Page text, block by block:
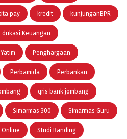
pay kredit kunjunganBPR
Keuangan
Penghargaan
Perbamida Perbankan
qris bank jombang
Simarmas 300 Simarmas Guru
Online Studi Banding